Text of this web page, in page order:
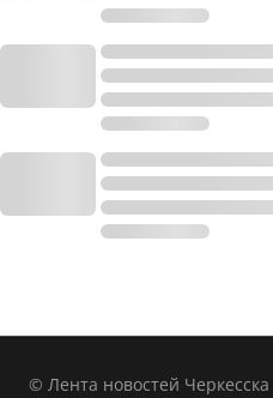
© Лента новостей Черкесска